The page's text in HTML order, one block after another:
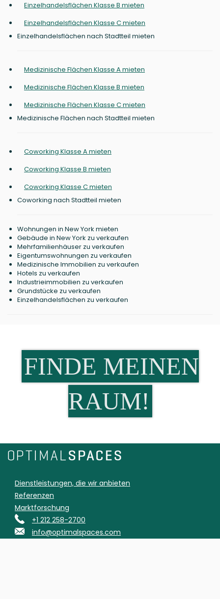
Einzelhandelsflächen Klasse B mieten
Einzelhandelsflächen Klasse C mieten
Einzelhandelsflächen nach Stadtteil mieten
Medizinische Flächen Klasse A mieten
Medizinische Flächen Klasse B mieten
Medizinische Flächen Klasse C mieten
Medizinische Flächen nach Stadtteil mieten
Coworking Klasse A mieten
Coworking Klasse B mieten
Coworking Klasse C mieten
Coworking nach Stadtteil mieten
Wohnungen in New York mieten
Gebäude in New York zu verkaufen
Mehrfamilienhäuser zu verkaufen
Eigentumswohnungen zu verkaufen
Medizinische Immobilien zu verkaufen
Hotels zu verkaufen
Industrieimmobilien zu verkaufen
Grundstücke zu verkaufen
Einzelhandelsflächen zu verkaufen
FINDE MEINEN
RAUM!
Dienstleistungen, die wir anbieten
Referenzen
Marktforschung
+1 212 258-2700
info@optimalspaces.com